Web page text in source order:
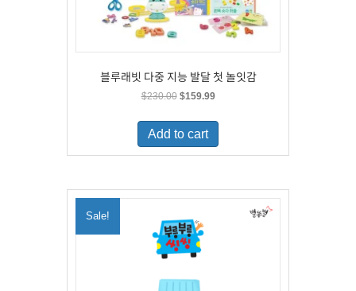
블루래빗 다중 지능 발달 첫 놀잇감
$230.00 Original
was:
$230.00.
$159.99Current
is:
Add to cart
Sale!